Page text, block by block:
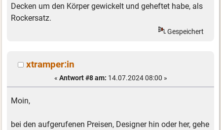
Decken um den Körper gewickelt und geheftet habe, als
Rockersatz.
Gespeichert
xtramper:in
« Antwort #8 am: 14.07.2024 08:00 »
Moin,
bei den aufgerufenen Preisen, Designer hin oder her, gehe